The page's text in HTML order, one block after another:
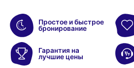
Простое и быстрое
бронирование
Гарантия на
лучшие цены